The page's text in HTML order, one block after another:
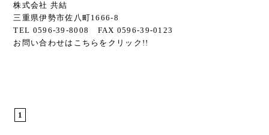
株式会社 共結
三重県伊勢市佐八町1666-8
TEL 0596-39-8008 FAX 0596-39-0123
お問い合わせは こちら をクリック!!
1